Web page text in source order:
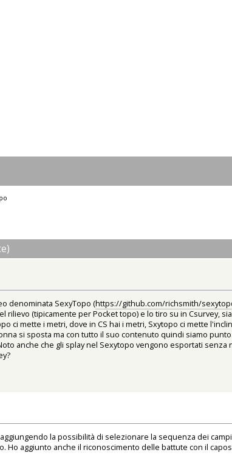
denominata SexyTopo (https://github.com/richsmith/
(tipicamente per Pocket topo) e lo tiro su in Csurvey,
ci mette i metri, dove in CS hai i metri, Sxytopo ci mette
si sposta ma con tutto il suo contenuto quindi siamo
anche che gli splay nel Sexytopo vengono esportati senza
la possibilità di selezionare la sequenza dei
Ho aggiunto anche il riconoscimento delle battute con il